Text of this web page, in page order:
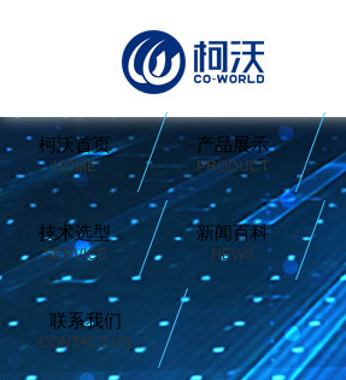
柯沃首页
HOME
产品展示
PRODUCT
技术选型
SERVICE
新闻百科
NEWS
联系我们
CONTACT US